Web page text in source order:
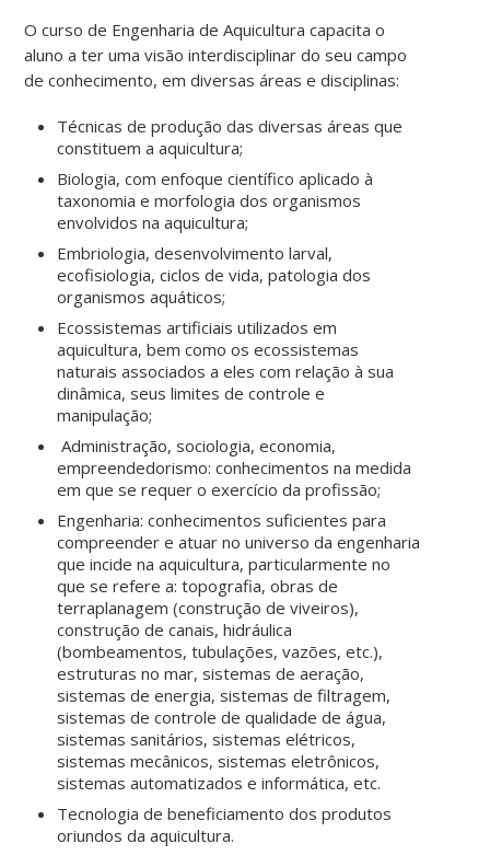
O curso de Engenharia de Aquicultura capacita o
aluno a ter uma visão interdisciplinar do seu campo
de conhecimento, em diversas áreas e disciplinas:
Técnicas de produção das diversas áreas que
constituem a aquicultura;
Biologia, com enfoque científico aplicado à
taxonomia e morfologia dos organismos
envolvidos na aquicultura;
Embriologia, desenvolvimento larval,
ecofisiologia, ciclos de vida, patologia dos
organismos aquáticos;
Ecossistemas artificiais utilizados em
aquicultura, bem como os ecossistemas
naturais associados a eles com relação à sua
dinâmica, seus limites de controle e
manipulação;
Administração, sociologia, economia,
empreendedorismo: conhecimentos na medida
em que se requer o exercício da profissão;
Engenharia: conhecimentos suficientes para
compreender e atuar no universo da engenharia
que incide na aquicultura, particularmente no
que se refere a: topografia, obras de
terraplanagem (construção de viveiros),
construção de canais, hidráulica
(bombeamentos, tubulações, vazões, etc.),
estruturas no mar, sistemas de aeração,
sistemas de energia, sistemas de filtragem,
sistemas de controle de qualidade de água,
sistemas sanitários, sistemas elétricos,
sistemas mecânicos, sistemas eletrônicos,
sistemas automatizados e informática, etc.
Tecnologia de beneficiamento dos produtos
oriundos da aquicultura.